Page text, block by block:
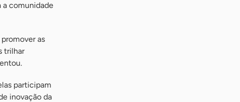
a comunidade
as
trilhar
participam
inovação da